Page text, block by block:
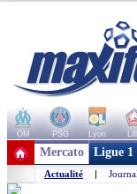
OM PSG Lyon
+ de clubs
Mercato Ligue 1
Actualité |